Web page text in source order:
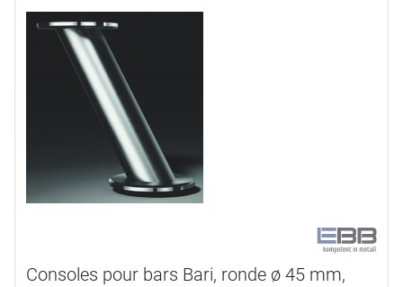
Consoles pour bars Bari, ronde ø 45 mm,